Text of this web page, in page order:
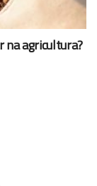
na agricultura?